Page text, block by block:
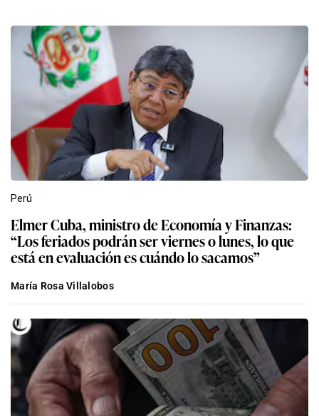
Perú
Elmer Cuba, ministro de Economía y Finanzas:
“Los feriados podrán ser viernes o lunes, lo que
está en evaluación es cuándo lo sacamos”
María Rosa Villalobos